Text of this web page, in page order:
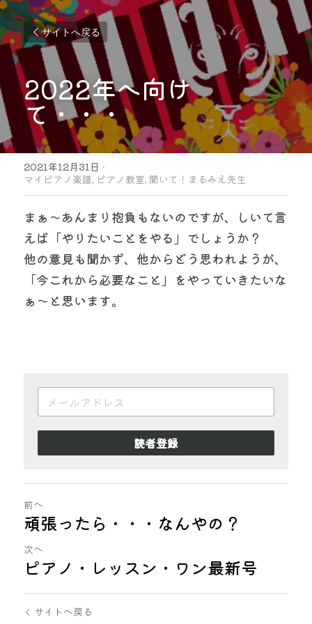
サイトへ戻る
2022年へ向け
て・・・
2021年12月31日 ·
マイピアノ楽譜, ピアノ教室, 聞いて！まるみえ先生
まぁ〜あんまり抱負もないのですが、しいて言
えば「やりたいことをやる」でしょうか？
他の意見も聞かず、他からどう思われようが、
「今これから必要なこと」をやっていきたいな
ぁ〜と思います。
読者登録
前へ
頑張ったら・・・なんやの？
次へ
ピアノ・レッスン・ワン最新号
サイトへ戻る